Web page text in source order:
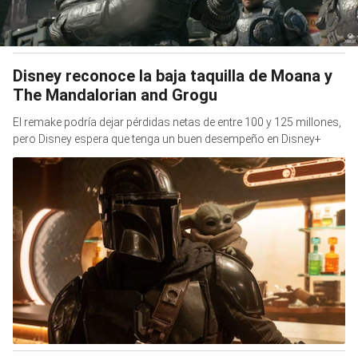
Disney reconoce la baja taquilla de Moana y
The Mandalorian and Grogu
El remake podría dejar pérdidas netas de entre 100 y 125 millones,
pero Disney espera que tenga un buen desempeño en Disney+